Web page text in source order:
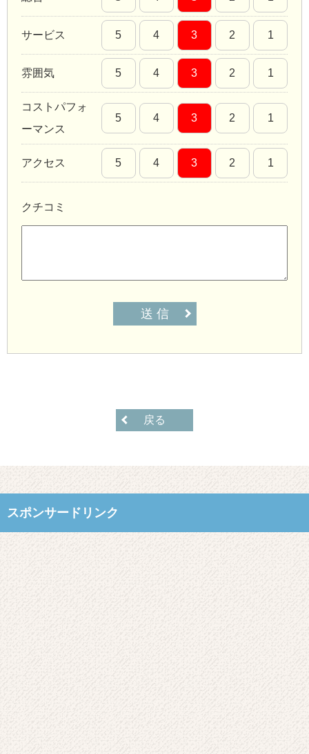
サービス 5 4 3 2 1
雰囲気 5 4 3 2 1
コストパフォ
ーマンス
5 4 3 2 1
アクセス 5 4 3 2 1
クチコミ
送 信
戻る
スポンサードリンク